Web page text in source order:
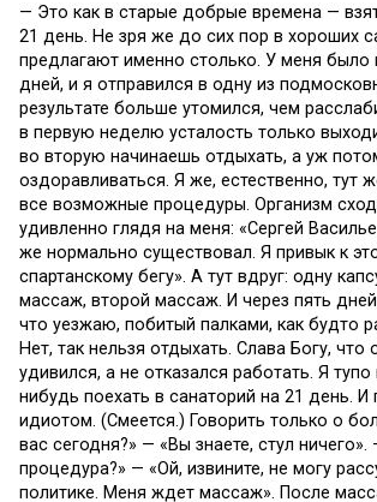
— Это как в старые добрые времена —
21 день. Не зря же до сих пор в хороших
предлагают именно столько. У меня было
дней, и я отправился в одну из
результате больше утомился, чем
в первую неделю усталость только
во вторую начинаешь отдыхать, а уж
оздоравливаться. Я же, естественно, тут
все возможные процедуры. Организм
удивленно глядя на меня: «Сергей
же нормально существовал. Я привык к
спартанскому бегу». А тут вдруг: одну
массаж, второй массаж. И через пять
что уезжаю, побитый палками, как будто
Нет, так нельзя отдыхать. Слава Богу, что
удивился, а не отказался работать. Я
нибудь поехать в санаторий на 21 день. И
идиотом. (Смеется.) Говорить только о
вас сегодня?» — «Вы знаете, стул
процедура?» — «Ой, извините, не могу
политике. Меня ждет массаж». После